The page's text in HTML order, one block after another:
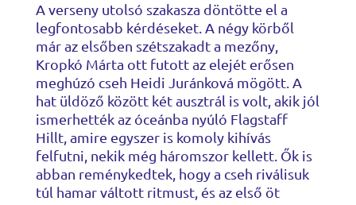
A verseny utolsó szakasza döntötte el a
legfontosabb kérdéseket. A négy körből
már az elsőben szétszakadt a mezőny,
Kropkó Márta ott futott az elejét erősen
meghúzó cseh Heidi Juránková mögött. A
hat üldöző között két ausztrál is volt, akik jól
ismerhették az óceánba nyúló Flagstaff
Hillt, amire egyszer is komoly kihívás
felfutni, nekik még háromszor kellett. Ők is
abban reménykedtek, hogy a cseh riválisuk
túl hamar váltott ritmust, és az első öt